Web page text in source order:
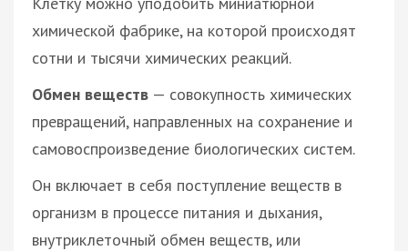
химической фабрике, на которой происходят
сотни и тысячи химических реакций.
Обмен веществ — совокупность химических
превращений, направленных на сохранение и
самовоспроизведение биологических систем.
Он включает в себя поступление веществ в
организм в процессе питания и дыхания,
внутриклеточный обмен веществ, или